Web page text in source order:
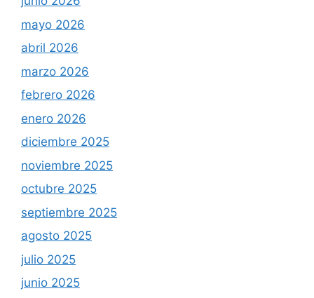
mayo 2026
abril 2026
marzo 2026
febrero 2026
enero 2026
diciembre 2025
noviembre 2025
octubre 2025
septiembre 2025
agosto 2025
julio 2025
junio 2025